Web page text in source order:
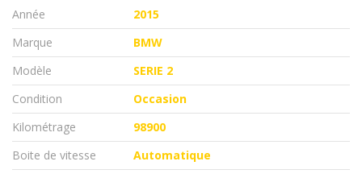
Année
2015
Marque
BMW
Modèle
SERIE 2
Condition
Occasion
Kilométrage
98900
Boite de vitesse
Automatique